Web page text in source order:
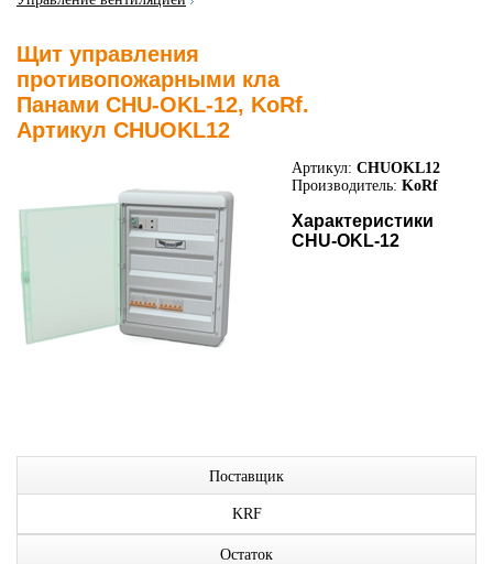
Щит управления
противопожарными кла
Панами CHU-OKL-12, KoRf.
Артикул CHUOKL12
Артикул: CHUOKL12
Производитель: KoRf
Характеристики
CHU-OKL-12
Поставщик
KRF
Остаток